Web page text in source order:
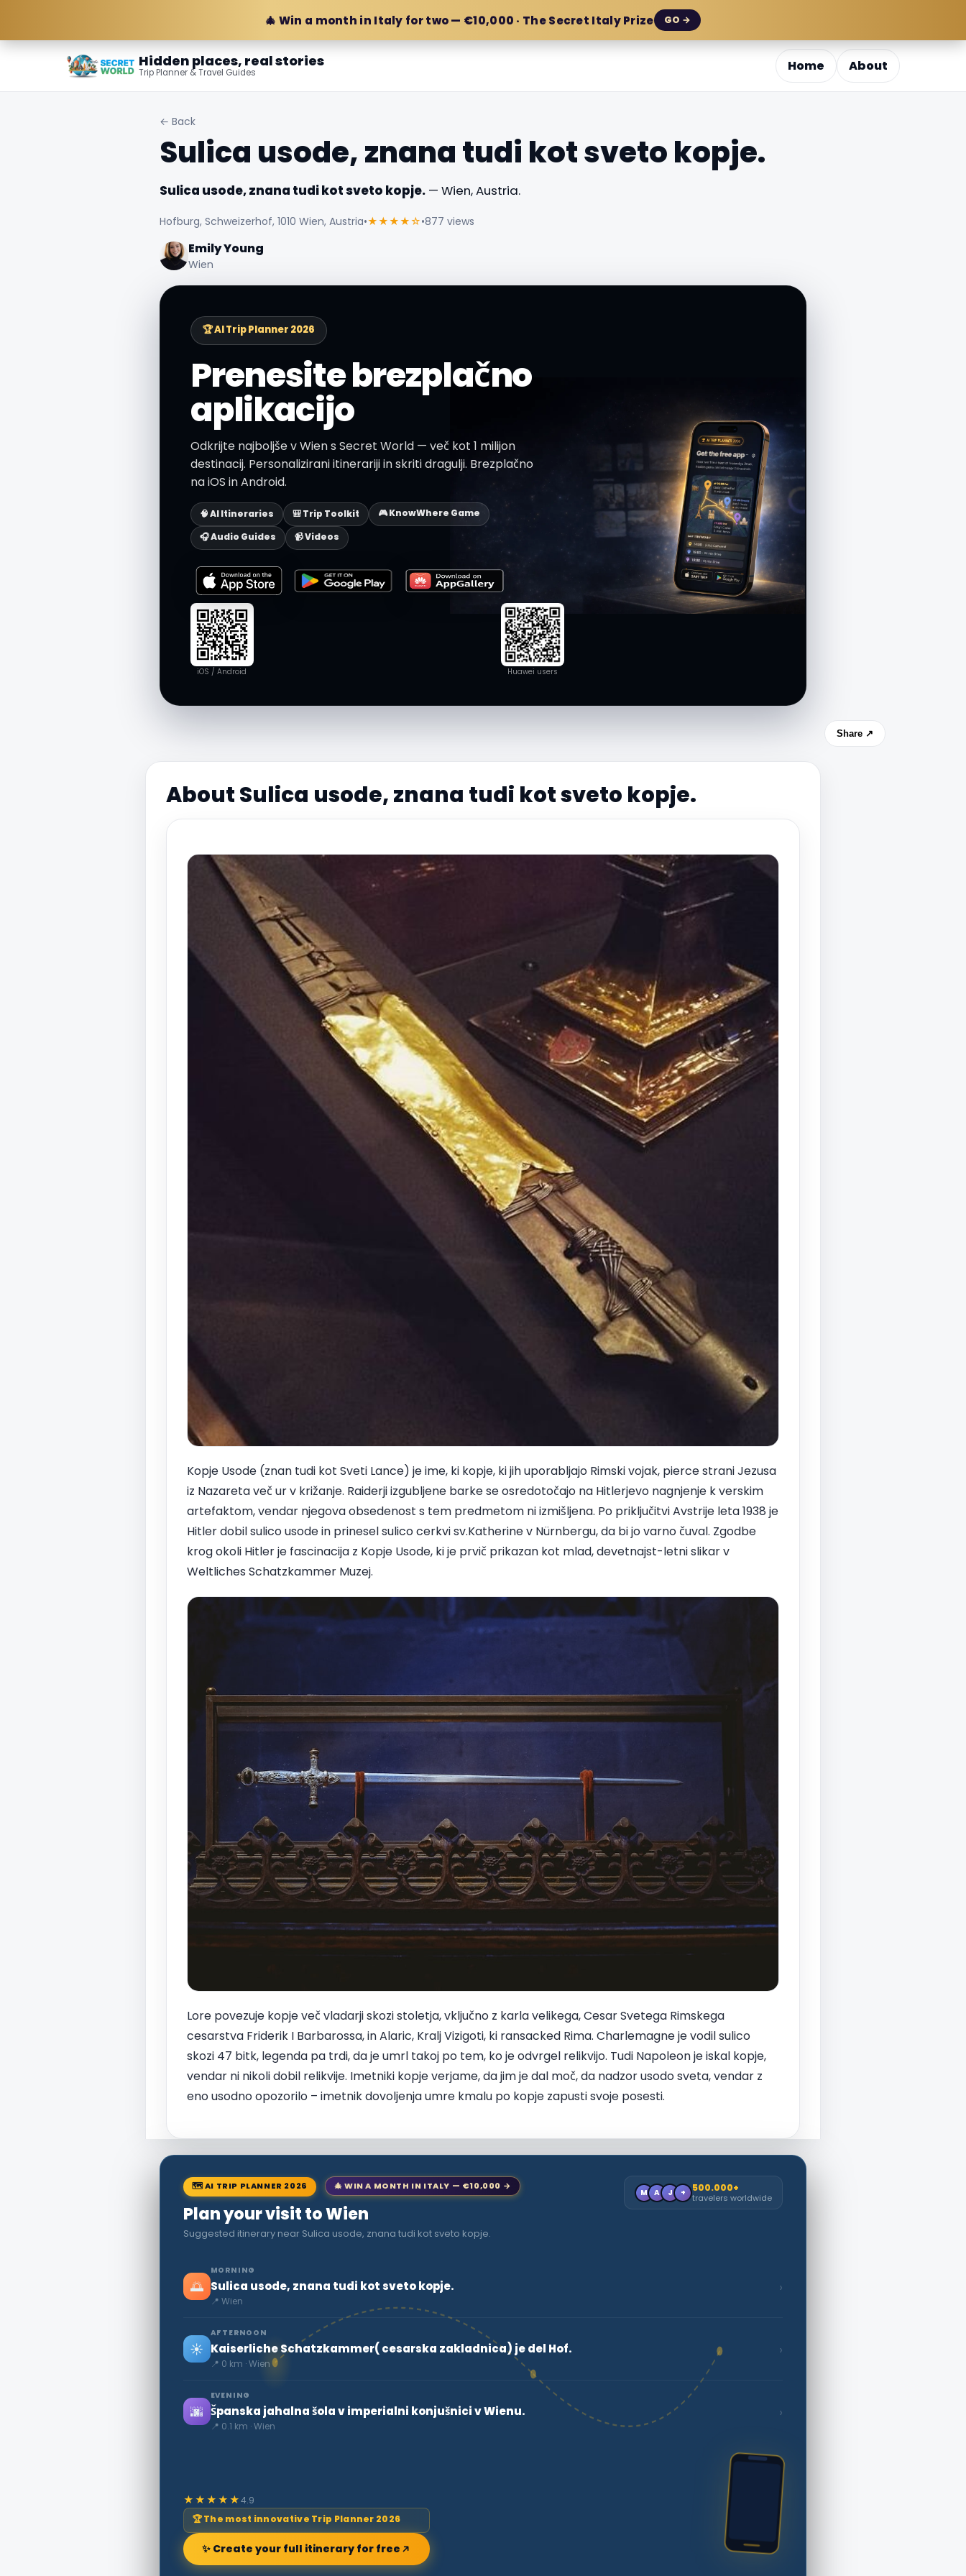
🎄 Win a month in Italy for two — €10,000 · The Secret Italy Prize GO →
Hidden places, real stories
Trip Planner & Travel Guides Home About
← Back
Sulica usode, znana tudi kot sveto kopje.
Sulica usode, znana tudi kot sveto kopje.— Wien, Austria.
Hofburg, Schweizerhof, 1010 Wien, Austria•★★★★☆•877 views
Emily Young
Wien
🏆 AI Trip Planner 2026
Prenesite brezplačno
aplikacijo
Odkrijte najboljše v Wien s Secret World — več kot 1 milijon
destinacij. Personalizirani itinerariji in skriti dragulji. Brezplačno
na iOS in Android.
🧠 AI Itineraries 🎒 Trip Toolkit
🎮 KnowWhere Game
🎧 Audio Guides
📹 Videos
iOS / Android Huawei users
Share ↗
About Sulica usode, znana tudi kot sveto kopje.
Kopje Usode (znan tudi kot Sveti Lance) je ime, ki kopje, ki jih uporabljajo Rimski vojak, pierce strani Jezusa
iz Nazareta več ur v križanje. Raiderji izgubljene barke se osredotočajo na Hitlerjevo nagnjenje k verskim
artefaktom, vendar njegova obsedenost s tem predmetom ni izmišljena. Po priključitvi Avstrije leta 1938 je
Hitler dobil sulico usode in prinesel sulico cerkvi sv.Katherine v Nürnbergu, da bi jo varno čuval. Zgodbe
krog okoli Hitler je fascinacija z Kopje Usode, ki je prvič prikazan kot mlad, devetnajst-letni slikar v
Weltliches Schatzkammer Muzej.
Lore povezuje kopje več vladarji skozi stoletja, vključno z karla velikega, Cesar Svetega Rimskega
cesarstva Friderik I Barbarossa, in Alaric, Kralj Vizigoti, ki ransacked Rima. Charlemagne je vodil sulico
skozi 47 bitk, legenda pa trdi, da je umrl takoj po tem, ko je odvrgel relikvijo. Tudi Napoleon je iskal kopje,
vendar ni nikoli dobil relikvije. Imetniki kopje verjame, da jim je dal moč, da nadzor usodo sveta, vendar z
eno usodno opozorilo – imetnik dovoljenja umre kmalu po kopje zapusti svoje posesti.
🗺 AI TRIP PLANNER 2026 🎄 WIN A MONTH IN ITALY — €10,000 →
Plan your visit to Wien
Suggested itinerary near Sulica usode, znana tudi kot sveto kopje.
M A J + 500.000+
travelers worldwide
🌅
MORNING
Sulica usode, znana tudi kot sveto kopje.
📍 Wien
›
☀️
AFTERNOON
Kaiserliche Schatzkammer( cesarska zakladnica) je del Hof.
📍 0 km · Wien
›
🌆
EVENING
Španska jahalna šola v imperialni konjušnici v Wienu.
📍 0.1 km · Wien
›
★★★★★4.9
🏆 The most innovative Trip Planner 2026
✨ Create your full itinerary for free